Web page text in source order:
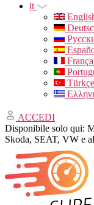
it
Türkçe
ACCEDI
Disponibile solo qui:
Skoda, SEAT, VW e